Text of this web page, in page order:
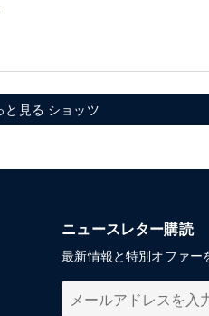
と見る ショッツ
ニュースレター購読
最新情報と特別オファー